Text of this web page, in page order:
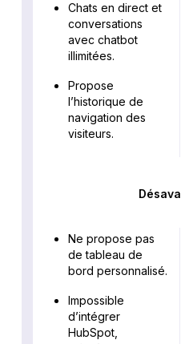
Chats en direct et
conversations
avec chatbot
illimitées.
Propose
l’historique de
navigation des
visiteurs.
Ne propose pas
de tableau de
bord personnalisé.
Impossible
d’intégrer
HubSpot,